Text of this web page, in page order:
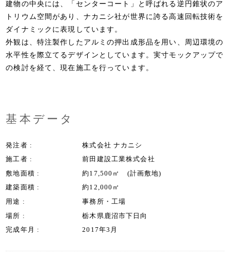
建物の中央には、「センターコート」と呼ばれる逆円錐状のア
トリウム空間があり、ナカニシ社が世界に誇る高速回転技術を
ダイナミックに表現しています。
外観は、特注製作したアルミの押出成形品を用い、周辺環境の
水平性を際立てるデザインとしています。実寸モックアップで
の検討を経て、現在施工を行っています。
基本データ
発注者
株式会社 ナカニシ
施工者
前田建設工業株式会社
敷地面積
約17,500㎡ (計画敷地)
建築面積
約12,000㎡
用途
事務所・工場
場所
栃木県鹿沼市下日向
完成年月
2017年3月